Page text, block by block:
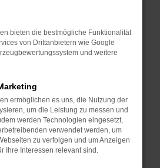
neu.
helfen, vorübergehende
auf dem neuesten Stand
birgt nicht nur ein
sondern kann auch dazu
Funktionen nicht mehr
bieten die bestmögliche Funktionalität
von Drittanbietern wie Google
und weitere
ermöglichen es uns, die Nutzung der
um die Leistung zu messen und
werden Technologien eingesetzt,
verwendet werden, um
zu verfolgen und um Anzeigen
Ihre Interessen relevant sind.